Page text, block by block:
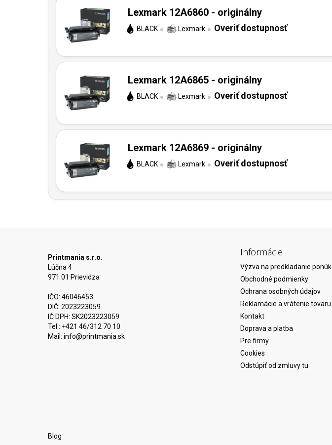
Lexmark 12A6860 - originálny
BLACK Lexmark Overiť dostupnosť
Lexmark 12A6865 - originálny
BLACK Lexmark Overiť dostupnosť
Lexmark 12A6869 - originálny
BLACK Lexmark Overiť dostupnosť
Printmania s.r.o.
Lúčna 4
971 01 Prievidza
IČO: 46046453
DIČ: 2023223059
IČ DPH: SK2023223059
Tel.: +421 46/312 70 10
Mail: info@printmania.sk
Informácie
Výzva na predkladanie ponúk
Obchodné podmienky
Ochrana osobných údajov
Reklamácie a vrátenie tovaru
Kontakt
Doprava a platba
Pre firmy
Cookies
Odstúpiť od zmluvy tu
Blog